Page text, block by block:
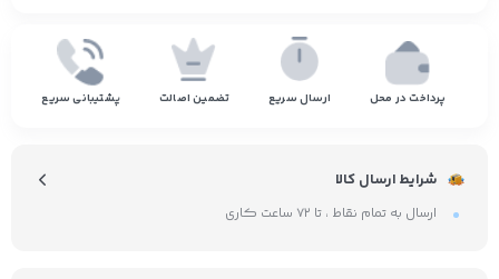
پرداخت در محل ارسال سریع تضمین اصالت پشتیبانی سریع
شرایط ارسال کالا
ارسال به تمام نقاط ، تا ۷۲ ساعت کاری